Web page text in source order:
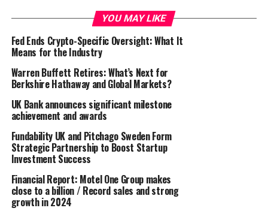
dezentrales Ökosystem zu schaffen, das Entwicklern
einzigartige Möglichkeiten bietet, indem es die Vorteile
von Ethereum und Bitcoin kombiniert und mit neuen
Wie verbessert DMD Diamond die Funktionalität mit
Honey Badger BFT?
Honey Badger BFT ist ein Konsensus-Algorithmus, der
für den Einsatz in Blockchain-Systemen entwickelt
wurde und Widerstandsfähigkeit gegenüber Ausfällen
und Angriffen böswilliger Netzwerkteilnehmer bietet.
Zu den wichtigsten Merkmalen dieser Technologie
gehören:
YOU MAY LIKE
Fed Ends Crypto-Specific Oversight: What It
Means for the Industry
Warren Buffett Retires: What’s Next for
Berkshire Hathaway and Global Markets?
UK Bank announces significant milestone
achievement and awards
Fundability UK and Pitchago Sweden Form
Strategic Partnership to Boost Startup
Investment Success
Financial Report: Motel One Group makes
close to a billion / Record sales and strong
growth in 2024